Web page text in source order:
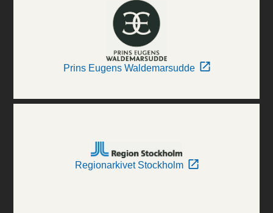
Prins Eugens Waldemarsudde
Regionarkivet Stockholm